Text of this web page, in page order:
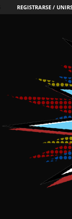
REGISTRARSE /